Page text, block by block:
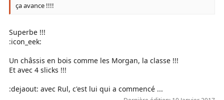
ça avance !!!!
Superbe !!!
:icon_eek:
Un châssis en bois comme les Morgan, la classe !!!
Et avec 4 slicks !!!
:dejaout: avec Rul, c'est lui qui a commencé ...